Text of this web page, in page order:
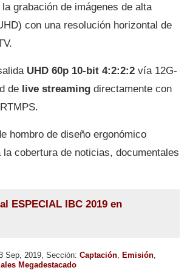
grabación de imágenes de alta
con una resolución horizontal de
UHD 60p 10-bit 4:2:2:2 vía 12G-
de live streaming directamente con
hombro de diseño ergonómico
la cobertura de noticias, documentales
ESPECIAL IBC 2019 en
Sep, 2019, Sección: Captación Emisión
Megadestacado